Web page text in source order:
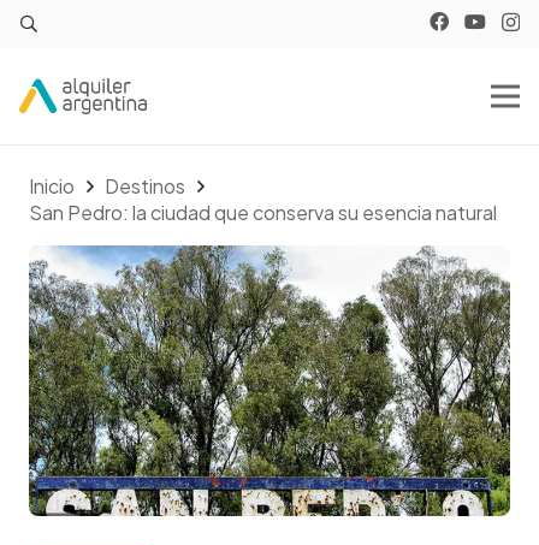
Inicio
Destinos
San Pedro: la ciudad que conserva su esencia natural